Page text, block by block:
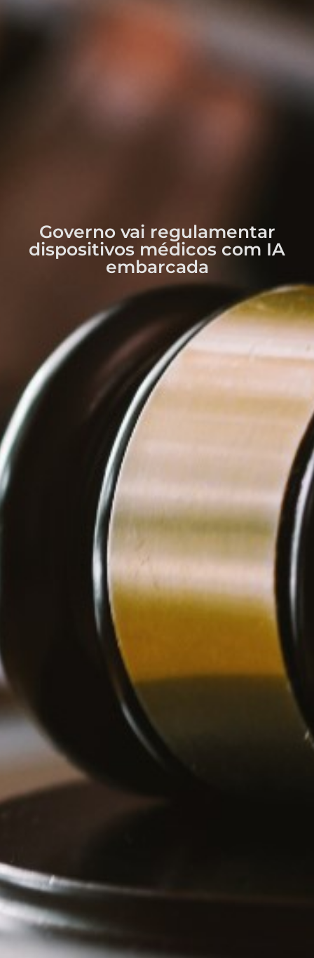
Governo vai regulamentar
dispositivos médicos com IA
embarcada